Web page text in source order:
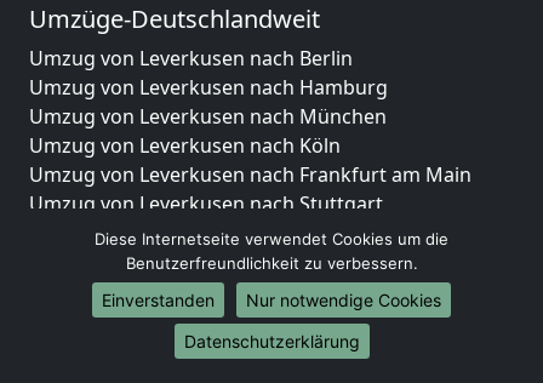
Umzüge-Deutschlandweit
Umzug von Leverkusen nach Berlin
Umzug von Leverkusen nach Hamburg
Umzug von Leverkusen nach München
Umzug von Leverkusen nach Köln
Umzug von Leverkusen nach Frankfurt am Main
Umzug von Leverkusen nach Stuttgart
Umzug von Leverkusen nach Düsseldorf
Umzug von Leverkusen nach Leipzig
Umzug von Leverkusen nach Dortmund
Umzug von Leverkusen nach Essen
Umzug von Leverkusen nach Bremen
Diese Internetseite verwendet Cookies um die
Benutzerfreundlichkeit zu verbessern.
Einverstanden
Nur notwendige Cookies
Datenschutzerklärung